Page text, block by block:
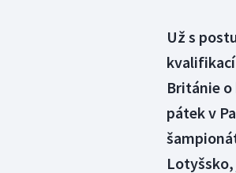
Už s
Británie o
pátek v